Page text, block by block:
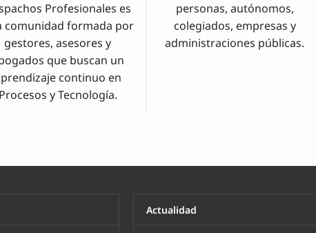
Profesionales es
comunidad formada por
gestores, asesores y
que buscan un
continuo en
Procesos y Tecnología.
personas, autónomos,
colegiados, empresas y
administraciones públicas.
Actualidad